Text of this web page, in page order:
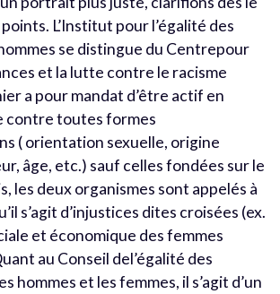
L’Institut pour l’égalité des
se distingue du Centrepour
et la lutte contre le racisme
a pour mandat d’être actif en
contre toutes formes
( orientation sexuelle, origine
âge, etc.) sauf celles fondées sur le
les deux organismes sont appelés à
s’agit d’injustices dites croisées (ex.
et économique des femmes
au Conseil del’égalité des
hommes et les femmes, il s’agit d’un